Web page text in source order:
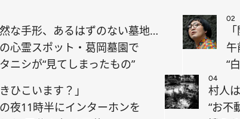
な手形、あるはずのない墓地…
心霊スポット・葛岡墓園で
ニシが“見てしまったもの”
02
“
きひこいます？」
夜11時半にインターホンを
04
村人
“お不